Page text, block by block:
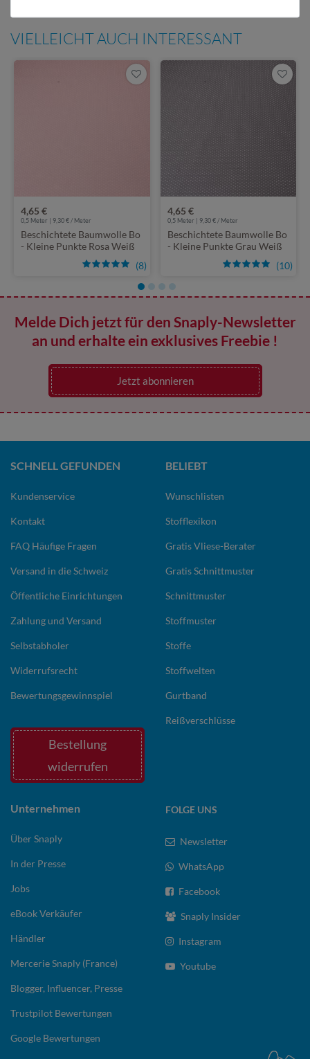
VIELLEICHT AUCH INTERESSANT
(8)
4,65 €
0,5 Meter | 9,30 € / Meter
Beschichtete Baumwolle Bo
- Kleine Punkte Rosa Weiß
(10)
4,65 €
0,5 Meter | 9,30 € / Meter
Beschichtete Baumwolle Bo
- Kleine Punkte Grau Weiß
Melde Dich jetzt für den Snaply-Newsletter
an und erhalte ein exklusives Freebie !
Jetzt abonnieren
SCHNELL GEFUNDEN
Kundenservice
Kontakt
FAQ Häufige Fragen
Versand in die Schweiz
Öffentliche Einrichtungen
Zahlung und Versand
Selbstabholer
Widerrufsrecht
Bewertungsgewinnspiel
Bestellung
widerrufen
BELIEBT
Wunschlisten
Stofflexikon
Gratis Vliese-Berater
Gratis Schnittmuster
Schnittmuster
Stoffmuster
Stoffe
Stoffwelten
Gurtband
Reißverschlüsse
Unternehmen
Über Snaply
In der Presse
Jobs
eBook Verkäufer
Händler
Mercerie Snaply (France)
Blogger, Influencer, Presse
Trustpilot Bewertungen
Google Bewertungen
FOLGE UNS
Newsletter
WhatsApp
Facebook
Snaply Insider
Instagram
Youtube